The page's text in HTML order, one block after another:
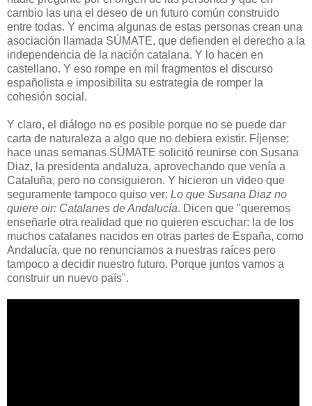
cambio las una el deseo de un futuro común construido
entre todas. Y encima algunas de estas personas crean una
asociación llamada SÚMATE, que defienden el derecho a la
independencia de la nación catalana. Y lo hacen en
castellano. Y eso rompe en mil fragmentos el discurso
españolista e imposibilita su estrategia de romper la
cohesión social.
Y claro, el diálogo no es posible porque no se puede dar
carta de naturaleza a algo que no debiera existir. Fíjense:
hace unas semanas SÚMATE solicitó reunirse con Susana
Diaz, la presidenta andaluza, aprovechando que venía a
Cataluña, pero no consiguieron. Y hicieron un video que
seguramente tampoco quiso ver: Lo que Susana Diaz no
quiere oir: Catalanes de Andalucía. Dicen que "queremos
enseñarle otra realidad que no quieren escuchar: la de los
muchos catalanes nacidos en otras partes de España, como
Andalucía, que no renunciamos a nuestras raíces pero
tampoco a decidir nuestro futuro. Porque juntos vamos a
construir un nuevo país".